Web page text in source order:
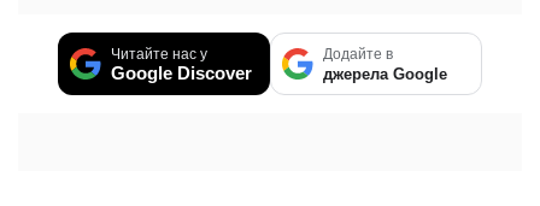
Читайте нас у
Google Discover
Додайте в
джерела Google